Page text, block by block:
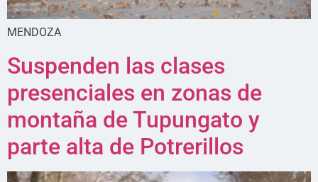
MENDOZA
Suspenden las clases
presenciales en zonas de
montaña de Tupungato y
parte alta de Potrerillos